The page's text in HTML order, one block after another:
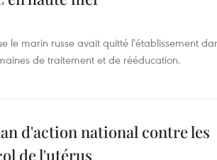
le marin russe avait quitté l'établissement
de traitement et de rééducation.
d'action national contre les
de l'utérus